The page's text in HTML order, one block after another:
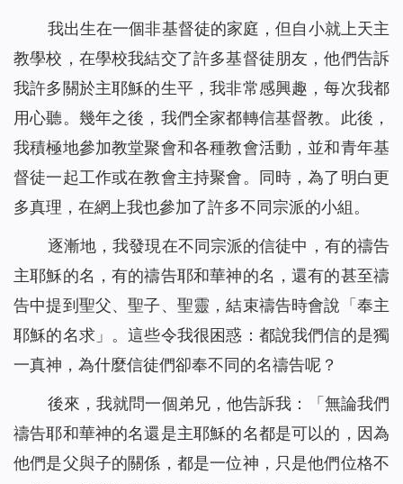
我出生在一個非基督徒的家庭，但自小就上天主
教學校，在學校我結交了許多基督徒朋友，他們告訴
我許多關於主耶穌的生平，我非常感興趣，每次我都
用心聽。幾年之後，我們全家都轉信基督教。此後，
我積極地參加教堂聚會和各種教會活動，並和青年基
督徒一起工作或在教會主持聚會。同時，為了明白更
多真理，在網上我也參加了許多不同宗派的小組。
逐漸地，我發現在不同宗派的信徒中，有的禱告
主耶穌的名，有的禱告耶和華神的名，還有的甚至禱
告中提到聖父、聖子、聖靈，結束禱告時會說「奉主
耶穌的名求」。這些令我很困惑：都說我們信的是獨
一真神，為什麼信徒們卻奉不同的名禱告呢？
後來，我就問一個弟兄，他告訴我：「無論我們
禱告耶和華神的名還是主耶穌的名都是可以的，因為
他們是父與子的關係，都是一位神，只是他們位格不